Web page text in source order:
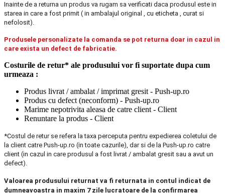
Inainte de a returna un produs va rugam sa verificati daca produsul este in
starea in care a fost primit ( in ambalajul original , cu eticheta , curat si
nefolosit).
Produsele personalizate la comanda se pot returna doar in cazul in
care exista un defect de fabricatie.
Costurile de retur* ale produsului vor fi suportate dupa cum
urmeaza :
Produs livrat / ambalat / imprimat gresit - Push-up.ro
Produs cu defect (neconform) - Push-up.ro
Marime nepotrivita aleasa de catre client - Client
Renuntare la produs - Client
*Costul de retur se refera la taxa perceputa pentru expedierea coletului de
la client catre Push-up.ro (in toate cazurile), dar si de la Push-up.ro catre
client (in cazul in care produsul a fost livrat / ambalat gresit sau a avut un
defect).
Valoarea produsului returnat va fi returnata in contul indicat de
dumneavoastra in maxim 7 zile lucratoare de la confirmarea